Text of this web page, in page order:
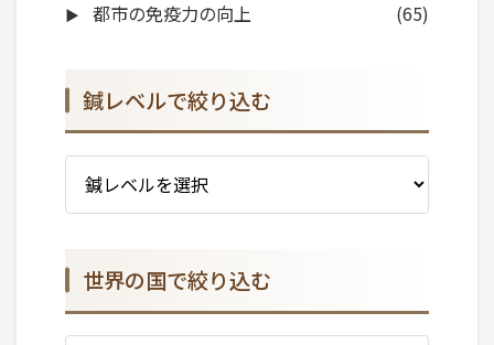
都市の免疫力の向上
(65)
鍼レベルで絞り込む
世界の国で絞り込む